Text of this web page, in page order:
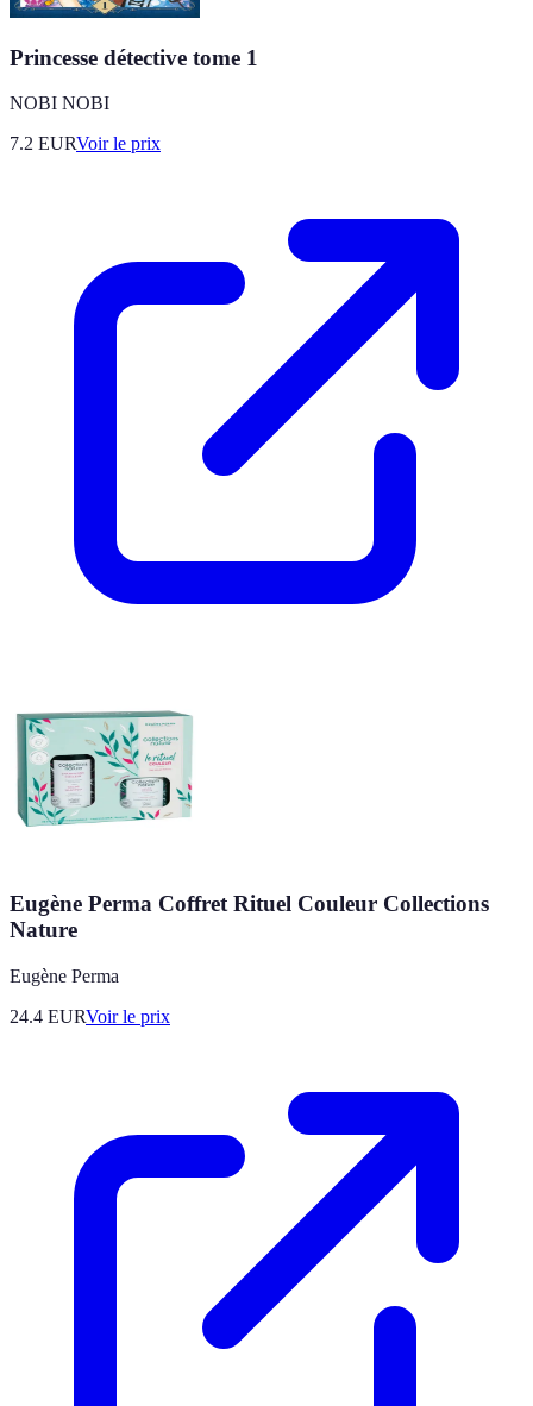
Princesse détective tome 1
NOBI NOBI
7.2 EURVoir le prix
Eugène Perma Coffret Rituel Couleur Collections
Nature
Eugène Perma
24.4 EURVoir le prix